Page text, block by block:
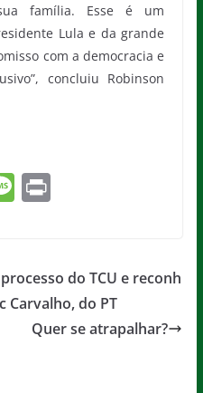
família. Esse é um
Lula e da grande
com a democracia e
concluiu Robinson
M
a
g
Pr
do TCU e reconh
Carvalho, do PT
Quer se atrapalhar?